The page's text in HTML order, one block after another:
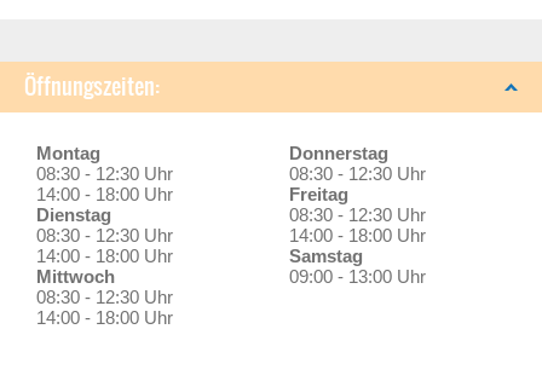
Öffnungszeiten:
Montag
08:30 - 12:30 Uhr
14:00 - 18:00 Uhr
Dienstag
08:30 - 12:30 Uhr
14:00 - 18:00 Uhr
Mittwoch
08:30 - 12:30 Uhr
14:00 - 18:00 Uhr
Donnerstag
08:30 - 12:30 Uhr
Freitag
08:30 - 12:30 Uhr
14:00 - 18:00 Uhr
Samstag
09:00 - 13:00 Uhr